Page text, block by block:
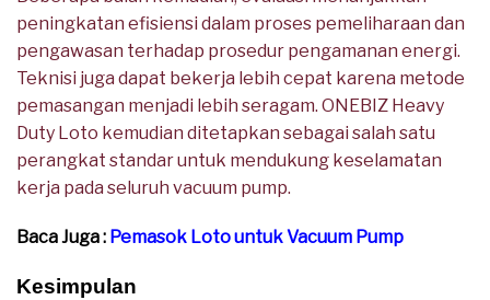
peningkatan efisiensi dalam proses pemeliharaan dan
pengawasan terhadap prosedur pengamanan energi.
Teknisi juga dapat bekerja lebih cepat karena metode
pemasangan menjadi lebih seragam. ONEBIZ Heavy
Duty Loto kemudian ditetapkan sebagai salah satu
perangkat standar untuk mendukung keselamatan
kerja pada seluruh vacuum pump.
Baca Juga : Pemasok Loto untuk Vacuum Pump
Kesimpulan